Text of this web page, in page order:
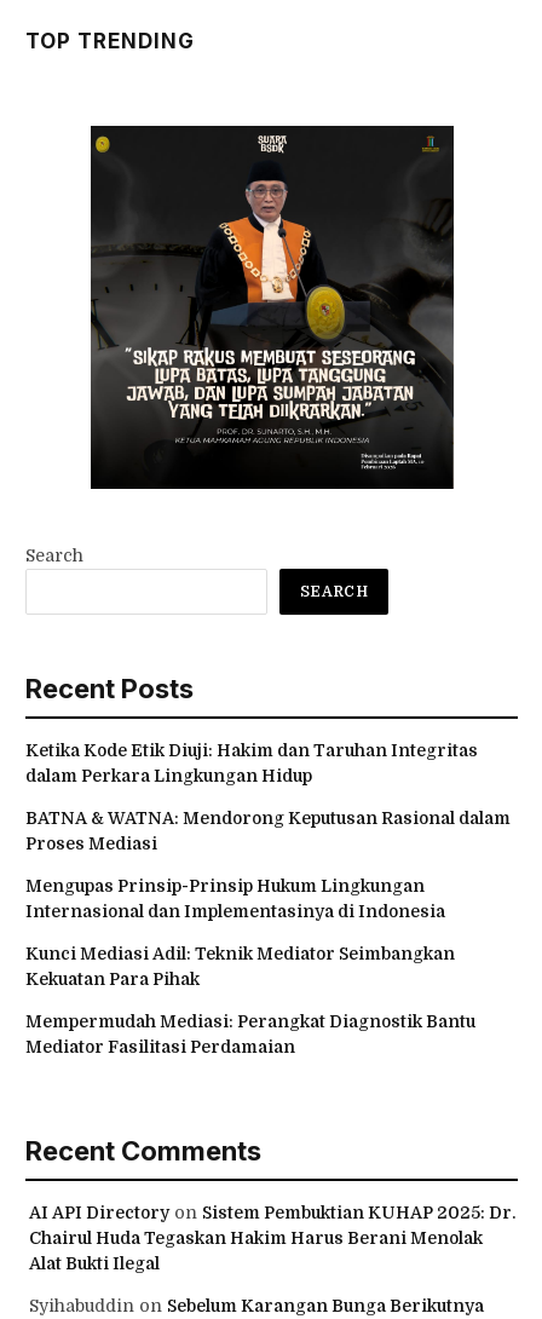
TOP TRENDING
Search
SEARCH
Recent Posts
Ketika Kode Etik Diuji: Hakim dan Taruhan Integritas
dalam Perkara Lingkungan Hidup
BATNA & WATNA: Mendorong Keputusan Rasional dalam
Proses Mediasi
Mengupas Prinsip-Prinsip Hukum Lingkungan
Internasional dan Implementasinya di Indonesia
Kunci Mediasi Adil: Teknik Mediator Seimbangkan
Kekuatan Para Pihak
Mempermudah Mediasi: Perangkat Diagnostik Bantu
Mediator Fasilitasi Perdamaian
Recent Comments
AI API Directoryon Sistem Pembuktian KUHAP 2025: Dr.
Chairul Huda Tegaskan Hakim Harus Berani Menolak
Alat Bukti Ilegal
Syihabuddin on Sebelum Karangan Bunga Berikutnya